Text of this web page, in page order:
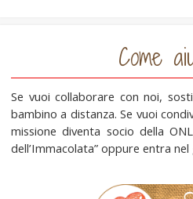
Come
Se vuoi collaborare con noi,
bambino a distanza. Se vuoi
missione diventa socio della
dell’Immacolata” oppure entra